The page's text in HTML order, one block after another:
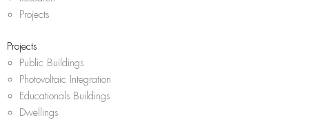
Projects
Projects
Public Buildings
Photovoltaic Integration
Educationals Buildings
Dwellings